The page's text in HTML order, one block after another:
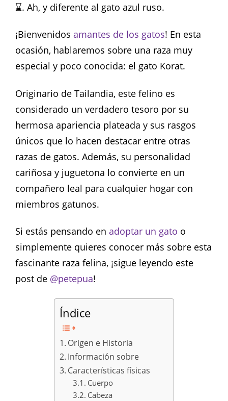
⌛. Ah, y diferente al gato azul ruso.
¡Bienvenidos amantes de los gatos! En esta
ocasión, hablaremos sobre una raza muy
especial y poco conocida: el gato Korat.
Originario de Tailandia, este felino es
considerado un verdadero tesoro por su
hermosa apariencia plateada y sus rasgos
únicos que lo hacen destacar entre otras
razas de gatos. Además, su personalidad
cariñosa y juguetona lo convierte en un
compañero leal para cualquier hogar con
miembros gatunos.
Si estás pensando en adoptar un gato o
simplemente quieres conocer más sobre esta
fascinante raza felina, ¡sigue leyendo este
post de @petepua!
Índice
Origen e Historia
Información sobre
Características físicas
Cuerpo
Cabeza